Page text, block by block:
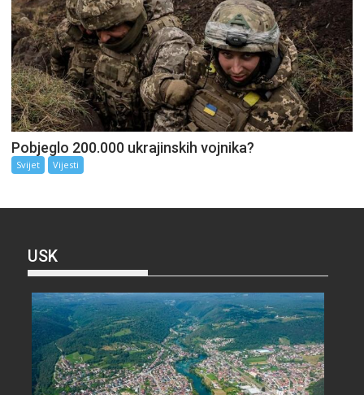
Pobjeglo 200.000 ukrajinskih vojnika?
Svijet Vijesti
USK